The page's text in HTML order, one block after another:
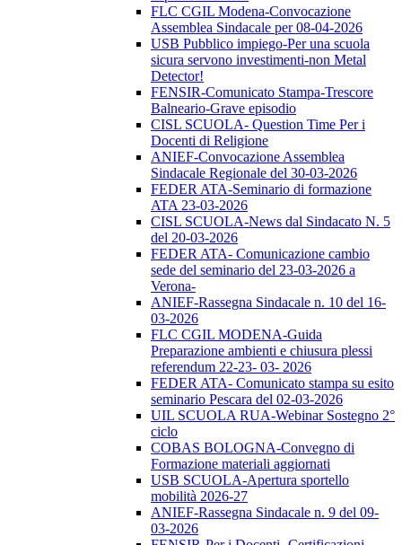
FLC CGIL Modena-Convocazione
Assemblea Sindacale per 08-04-2026
USB Pubblico impiego-Per una scuola
sicura servono investimenti-non Metal
Detector!
FENSIR-Comunicato Stampa-Trescore
Balneario-Grave episodio
CISL SCUOLA- Question Time Per i
Docenti di Religione
ANIEF-Convocazione Assemblea
Sindacale Regionale del 30-03-2026
FEDER ATA-Seminario di formazione
ATA 23-03-2026
CISL SCUOLA-News dal Sindacato N. 5
del 20-03-2026
FEDER ATA- Comunicazione cambio
sede del seminario del 23-03-2026 a
Verona-
ANIEF-Rassegna Sindacale n. 10 del 16-
03-2026
FLC CGIL MODENA-Guida
Preparazione ambienti e chiusura plessi
referendum 22-23- 03- 2026
FEDER ATA- Comunicato stampa su esito
seminario Pescara del 02-03-2026
UIL SCUOLA RUA-Webinar Sostegno 2°
ciclo
COBAS BOLOGNA-Convegno di
Formazione materiali aggiornati
USB SCUOLA-Apertura sportello
mobilità 2026-27
ANIEF-Rassegna Sindacale n. 9 del 09-
03-2026